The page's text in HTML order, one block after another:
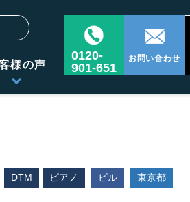
様の声
0120-
901-651
お問い合わせ
DTM ピアノ ビル 東京都